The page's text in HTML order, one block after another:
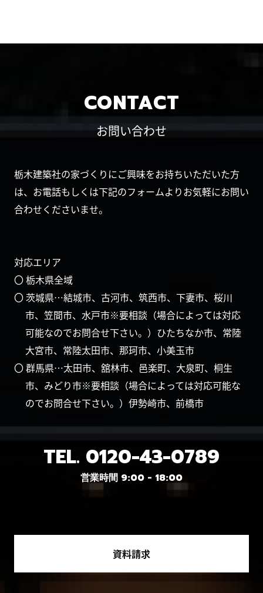
CONTACT
お問い合わせ
栃木建築社の家づくりにご興味をお持ちいただいた方
は、お電話もしくは下記のフォームよりお気軽にお問い
合わせくださいませ。
対応エリア
〇 栃木県全域
〇 茨城県…結城市、古河市、筑西市、下妻市、桜川
市、笠間市、水戸市※要相談（場合によっては対応
可能なのでお問合せ下さい。）ひたちなか市、常陸
大宮市、常陸太田市、那珂市、小美玉市
〇 群馬県…太田市、舘林市、邑楽町、大泉町、桐生
市、みどり市※要相談（場合によっては対応可能な
のでお問合せ下さい。）伊勢崎市、前橋市
TEL. 0120-43-0789
営業時間 9:00 - 18:00
資料請求